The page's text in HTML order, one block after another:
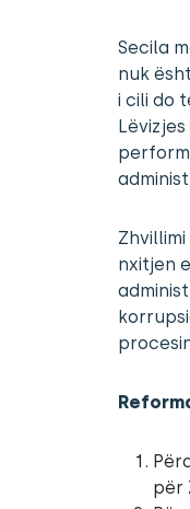
Secila
nuk
i cili do
nxitjen
për